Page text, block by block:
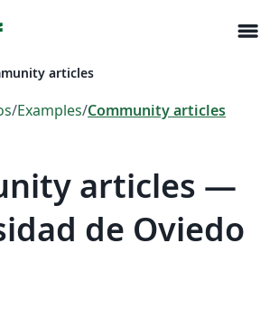
menu
articles
/Examples/Community articles
articles —
de Oviedo